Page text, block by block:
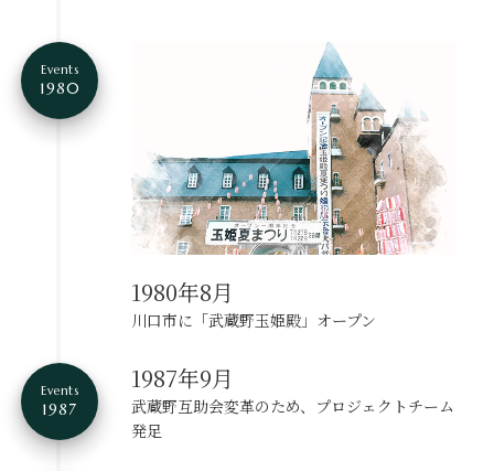
Events
1980
1980年8月
川口市に「武蔵野玉姫殿」オープン
Events
1987
1987年9月
武蔵野互助会変革のため、プロジェクトチーム
発足